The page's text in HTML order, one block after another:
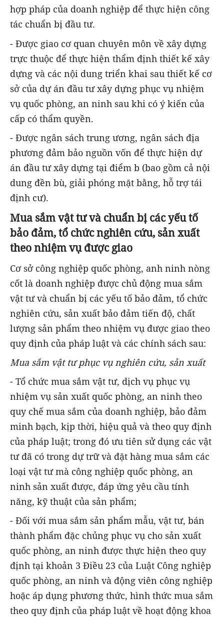
hợp pháp của doanh nghiệp để thực hiện công
tác chuẩn bị đầu tư.
- Được giao cơ quan chuyên môn về xây dựng
trực thuộc để thực hiện thẩm định thiết kế xây
dựng và các nội dung triển khai sau thiết kế cơ
sở của dự án đầu tư xây dựng phục vụ nhiệm
vụ quốc phòng, an ninh sau khi có ý kiến của
cấp có thẩm quyền.
- Được ngân sách trung ương, ngân sách địa
phương đảm bảo nguồn vốn để thực hiện dự
án đầu tư xây dựng tại điểm b (bao gồm cả nội
dung đền bù, giải phóng mặt bằng, hỗ trợ tái
định cư).
Mua sắm vật tư và chuẩn bị các yếu tố
bảo đảm, tổ chức nghiên cứu, sản xuất
theo nhiệm vụ được giao
Cơ sở công nghiệp quốc phòng, anh ninh nòng
cốt là doanh nghiệp được chủ động mua sắm
vật tư và chuẩn bị các yếu tố bảo đảm, tổ chức
nghiên cứu, sản xuất bảo đảm tiến độ, chất
lượng sản phẩm theo nhiệm vụ được giao theo
quy định của pháp luật và các chính sách sau:
Mua sắm vật tư phục vụ nghiên cứu, sản xuất
- Tổ chức mua sắm vật tư, dịch vụ phục vụ
nhiệm vụ sản xuất quốc phòng, an ninh theo
quy chế mua sắm của doanh nghiệp, bảo đảm
minh bạch, kịp thời, hiệu quả và theo quy định
của pháp luật; trong đó ưu tiên sử dụng các vật
tư đã có trong dự trữ và đặt hàng mua sắm các
loại vật tư mà công nghiệp quốc phòng, an
ninh sản xuất được, đáp ứng yêu cầu tính
năng, kỹ thuật của sản phẩm;
- Đối với mua sắm sản phẩm mẫu, vật tư, bán
thành phẩm đặc chủng phục vụ cho sản xuất
quốc phòng, an ninh được thực hiện theo quy
định tại khoản 3 Điều 23 của Luật Công nghiệp
quốc phòng, an ninh và động viên công nghiệp
hoặc áp dụng phương thức, hình thức mua sắm
theo quy định của pháp luật về hoạt động khoa